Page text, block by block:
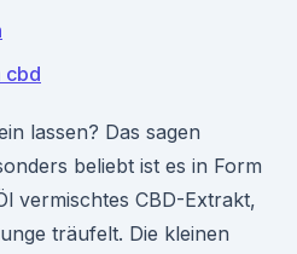
cbd
lassen? Das sagen
beliebt ist es in Form
vermischtes CBD-Extrakt,
träufelt. Die kleinen